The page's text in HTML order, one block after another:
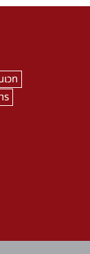
วท
ร